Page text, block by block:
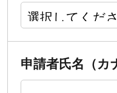
申請者氏名（カ